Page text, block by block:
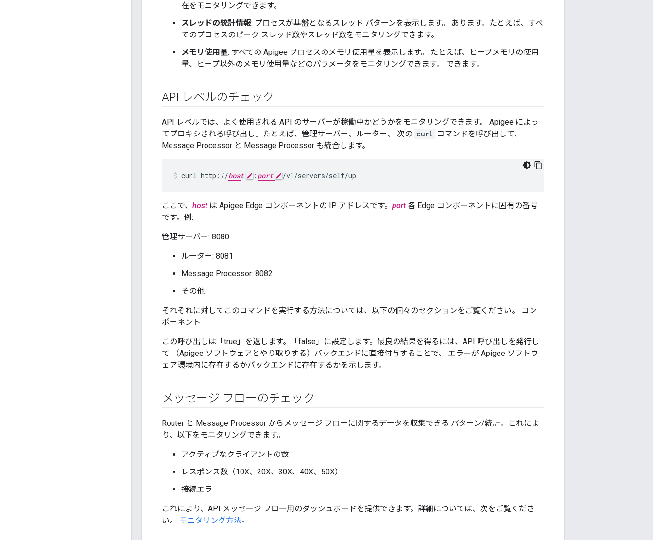
在をモニタリングできます。
スレッドの統計情報: プロセスが基盤となるスレッド パターンを表示します。 あります。たとえば、すべ
てのプロセスのピーク スレッド数やスレッド数をモニタリングできます。
メモリ使用量: すべての Apigee プロセスのメモリ使用量を表示します。 たとえば、ヒープメモリの使用
量、ヒープ以外のメモリ使用量などのパラメータをモニタリングできます。 できます。
API レベルのチェック
API レベルでは、よく使用される API のサーバーが稼働中かどうかをモニタリングできます。 Apigee によっ
てプロキシされる呼び出し。たとえば、管理サーバー、ルーター、 次の curl コマンドを呼び出して、
Message Processor と Message Processor も統合します。
curl http://host : port /v1/servers/self/up
ここで、 hostは Apigee Edge コンポーネントの IP アドレスです。 port各 Edge コンポーネントに固有の番号
です。例:
管理サーバー: 8080
ルーター: 8081
Message Processor: 8082
その他
それぞれに対してこのコマンドを実行する方法については、以下の個々のセクションをご覧ください。 コン
ポーネント
この呼び出しは「true」を返します。「false」に設定します。最良の結果を得るには、API 呼び出しを発行し
て （Apigee ソフトウェアとやり取りする）バックエンドに直接付与することで、 エラーが Apigee ソフトウ
ェア環境内に存在するかバックエンドに存在するかを示します。
メッセージ フローのチェック
Router と Message Processor からメッセージ フローに関するデータを収集できる パターン/統計。これによ
り、以下をモニタリングできます。
アクティブなクライアントの数
レスポンス数（10X、20X、30X、40X、50X）
接続エラー
これにより、API メッセージ フロー用のダッシュボードを提供できます。詳細については、次をご覧くださ
い。
モニタリング方法。